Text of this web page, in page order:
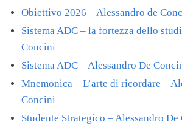
Obiettivo 2026 – Alessandro de
Sistema ADC – la fortezza dello
Concini
Sistema ADC – Alessandro De
Mnemonica – L’arte di ricordare –
Concini
Studente Strategico – Alessandro